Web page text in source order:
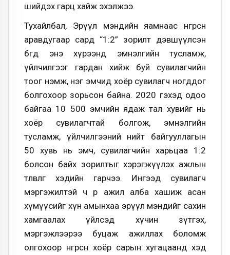
шийдэх гарц хайж эхэлжээ.
Тухайлбал, Эрүүл мэндийн яамнаас өнгөрсөн
аравдугаар сард “1:2” зорилт дэвшүүлсэн
бөгөөд энэ хүрээнд эмнэлгийн тусламж,
үйлчилгээг гардан хийж буй сувилагчийн
тоог нэмж, нэг эмчид хоёр сувилагч ногддог
болгохоор зорьсон байна. 2020 гэхэд одоо
байгаа 10 500 эмчийн ядаж тал хувийг нь
хоёр сувилагчтай болгож, эмнэлгийн
тусламж, үйлчилгээний нийт байгууллагын
50 хувь нь эмч, сувилагчийн харьцаа 1:2
болсон байх зорилтыг хэрэгжүүлэх ажлын
төлөвлөгөө хэдийн гарчээ. Ингээд сувилагч
мэргэжилтэй ч өөр ажил алба хашиж асан
хүмүүсийг хүн амынхаа эрүүл мэндийг сахин
хамгаалах үйлсэд хүчин зүтгэх,
мэргэжлээрээ буцаж ажиллах боломж
олгохоор өнгөрсөн хоёр сарын хугацаанд хэд